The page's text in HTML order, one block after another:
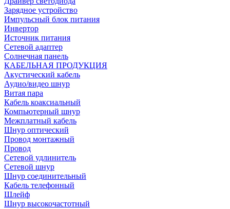
Зарядное устройство
Импульсный блок питания
Инвертор
Источник питания
Сетевой адаптер
Солнечная панель
КАБЕЛЬНАЯ ПРОДУКЦИЯ
Акустический кабель
Аудио/видео шнур
Витая пара
Кабель коаксиальный
Компьютерный шнур
Межплатный кабель
Шнур оптический
Провод монтажный
Провод
Сетевой удлинитель
Сетевой шнур
Шнур соединительный
Кабель телефонный
Шлейф
Шнур высокочастотный